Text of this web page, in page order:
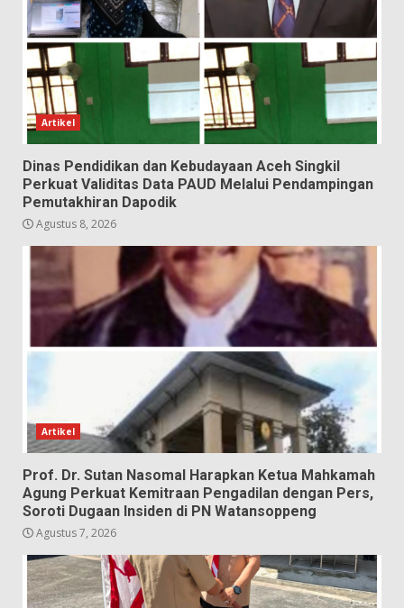
Artikel
Dinas Pendidikan dan Kebudayaan Aceh Singkil
Perkuat Validitas Data PAUD Melalui Pendampingan
Pemutakhiran Dapodik
Agustus 8, 2026
Artikel
Prof. Dr. Sutan Nasomal Harapkan Ketua Mahkamah
Agung Perkuat Kemitraan Pengadilan dengan Pers,
Soroti Dugaan Insiden di PN Watansoppeng
Agustus 7, 2026